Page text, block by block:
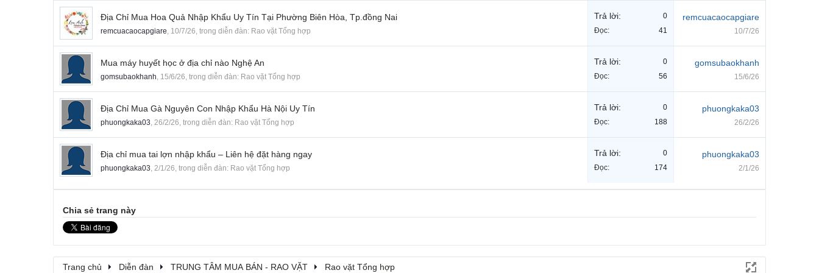
Địa Chỉ Mua Hoa Quả Nhập Khẩu Uy Tín Tại Phường Biên Hòa, Tp.đồng Nai
remcuacaocapgiare, 10/7/26, trong diễn đàn: Rao vặt Tổng hợp
Trả lời:
0
Đọc:
41
remcuacaocapgiare
10/7/26
Mua máy huyết học ở địa chỉ nào Nghệ An
gomsubaokhanh, 15/6/26, trong diễn đàn: Rao vặt Tổng hợp
Trả lời:
0
Đọc:
56
gomsubaokhanh
15/6/26
Địa Chỉ Mua Gà Nguyên Con Nhập Khẩu Hà Nội Uy Tín
phuongkaka03, 26/2/26, trong diễn đàn: Rao vặt Tổng hợp
Trả lời:
0
Đọc:
188
phuongkaka03
26/2/26
Địa chỉ mua tai lợn nhập khẩu – Liên hệ đặt hàng ngay
phuongkaka03, 2/1/26, trong diễn đàn: Rao vặt Tổng hợp
Trả lời:
0
Đọc:
174
phuongkaka03
2/1/26
Chia sẻ trang này
Trang chủ Diễn đàn TRUNG TÂM MUA BÁN - RAO VẶT Rao vặt Tổng hợp